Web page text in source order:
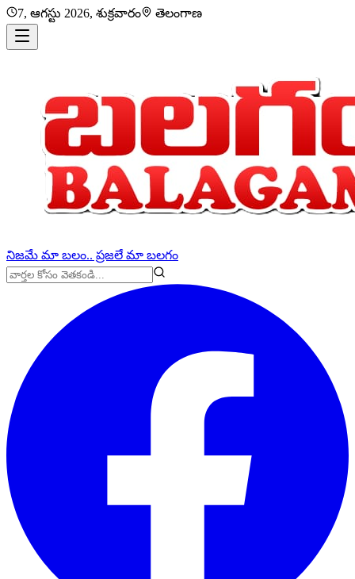
7, ఆగస్టు 2026, శుక్రవారం తెలంగాణ
నిజమే మా బలం.. ప్రజలే మా బలగం